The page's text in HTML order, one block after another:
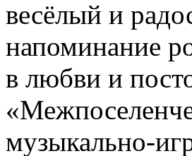
весёлый и
напоминание
в любви и
музыкально-